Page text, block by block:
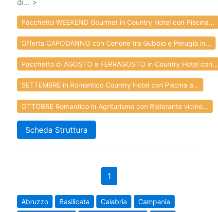
Pacchetto WEEKEND Gourmet in Country Hotel con Piscina...
Offerta CAPODANNO con Cenone tra Gubbio e Perugia in...
Pacchetto di AGOSTO e FERRAGOSTO in Country Hotel con...
SETTEMBRE in Romantico Country Hotel con Piscina a...
OTTOBRE Romantico in Agriturismo con Ristorante vicino...
Scheda Struttura
1
Abruzzo Basilicata Calabria
Campania